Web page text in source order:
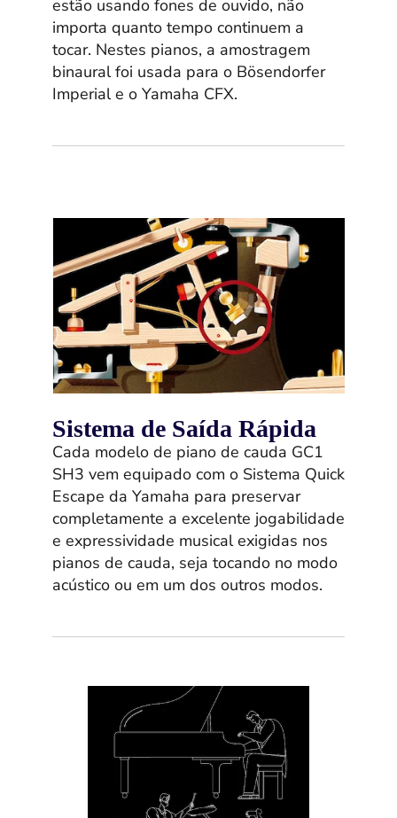
estão usando fones de ouvido, não
importa quanto tempo continuem a
tocar. Nestes pianos, a amostragem
binaural foi usada para o Bösendorfer
Imperial e o Yamaha CFX.
Sistema de Saída Rápida
Cada modelo de piano de cauda GC1
SH3 vem equipado com o Sistema Quick
Escape da Yamaha para preservar
completamente a excelente jogabilidade
e expressividade musical exigidas nos
pianos de cauda, seja tocando no modo
acústico ou em um dos outros modos.